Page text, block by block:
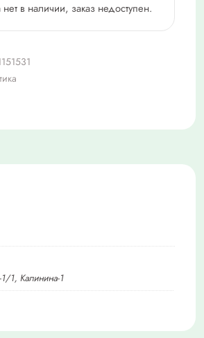
нет в наличии, заказ недоступен.
1, Калинина-1